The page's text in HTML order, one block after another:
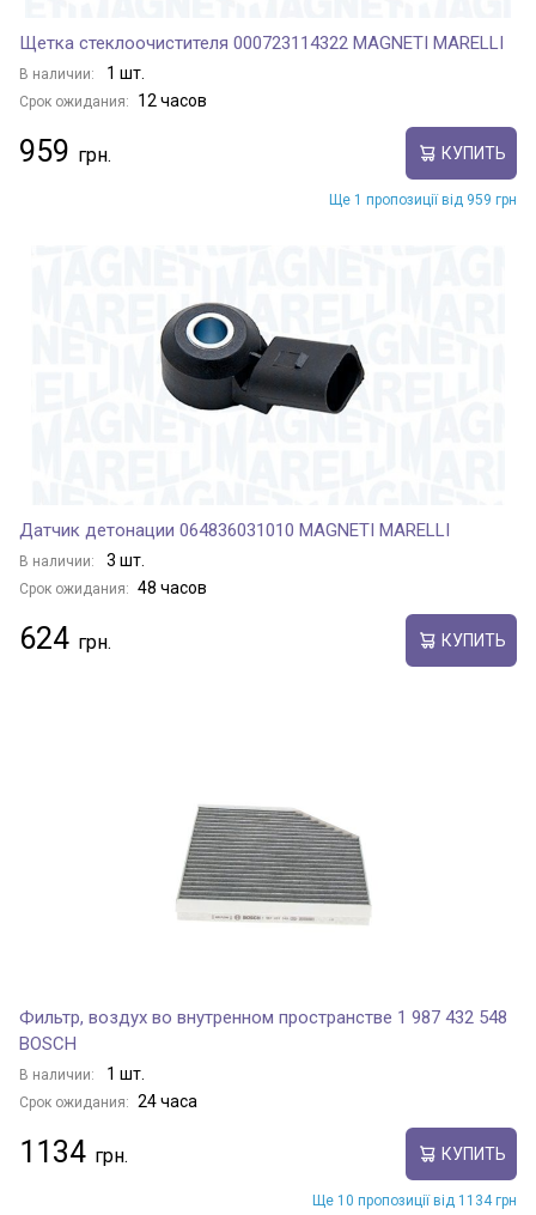
Щетка стеклоочистителя 000723114322 MAGNETI MARELLI
В наличии: 1 шт.
Срок ожидания: 12 часов
959 КУПИТЬ
Ще 1 пропозиції від 959 грн
Датчик детонации 064836031010 MAGNETI MARELLI
В наличии: 3 шт.
Срок ожидания: 48 часов
624 КУПИТЬ
Фильтр, воздух во внутренном пространстве 1 987 432 548
BOSCH
В наличии: 1 шт.
Срок ожидания: 24 часа
1134 КУПИТЬ
Ще 10 пропозиції від 1134 грн